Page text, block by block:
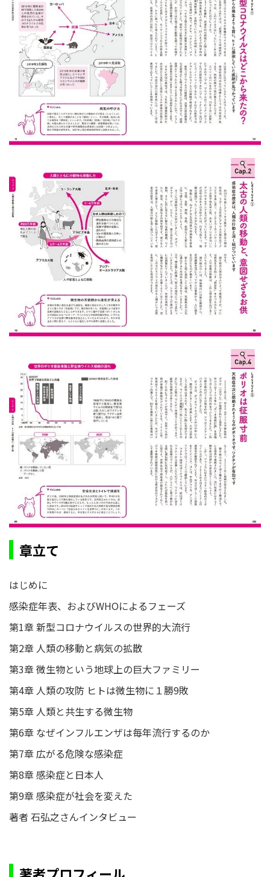
章立て
はじめに
感染症年表、およびWHOによるフェーズ
第1章 新型コロナウイルスの世界的大流行
第2章 人類の移動と病気の拡散
第3章 微生物という地球上の巨大ファミリー
第4章 人類の攻防 ヒトは微生物に１勝9敗
第5章 人類と共生する微生物
第6章 なぜインフルエンザは毎年流行するのか
第7章 広がる危険な感染症
第8章 感染症と日本人
第9章 感染症が社会を変えた
著者 石弘之さんインタビュー